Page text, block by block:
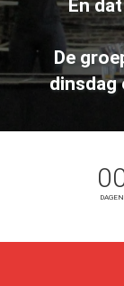
En
De
dinsdag
DAGEN